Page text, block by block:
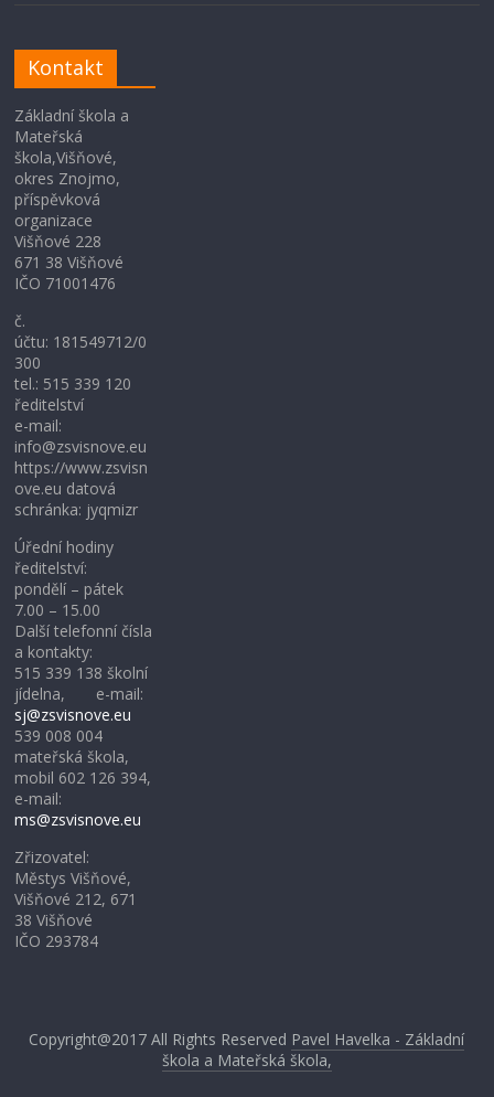
Kontakt
Základní škola a
Mateřská
škola,Višňové,
okres Znojmo,
příspěvková
organizace
Višňové 228
671 38 Višňové
IČO 71001476
č.
účtu: 181549712/0
300
tel.: 515 339 120
ředitelství
e-mail:
info@zsvisnove.eu
https://www.zsvisn
ove.eu datová
schránka: jyqmizr
Úřední hodiny
ředitelství:
pondělí – pátek
7.00 – 15.00
Další telefonní čísla
a kontakty:
515 339 138 školní
jídelna, e-mail:
sj@zsvisnove.eu
539 008 004
mateřská škola,
mobil 602 126 394,
e-mail:
ms@zsvisnove.eu
Zřizovatel:
Městys Višňové,
Višňové 212, 671
38 Višňové
IČO 293784
Copyright@2017All Rights Reserved Pavel Havelka - Základní
škola a Mateřská škola,